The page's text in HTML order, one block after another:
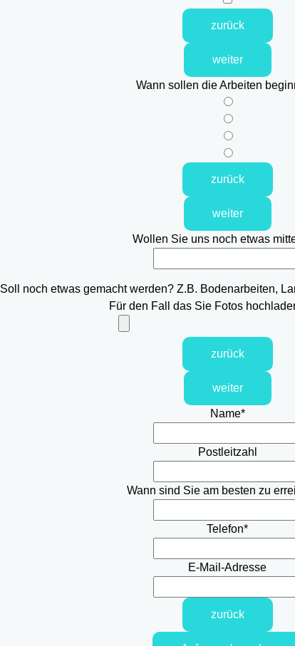
zurück
weiter
Wann sollen die Arbeiten
zurück
weiter
Wollen Sie uns noch etwas
Soll noch etwas gemacht werden? Z.B. Bodenarbeiten,
Für den Fall das Sie Fotos
zurück
weiter
Name*
Postleitzahl
Wann sind Sie am besten zu
Telefon*
E-Mail-Adresse
zurück